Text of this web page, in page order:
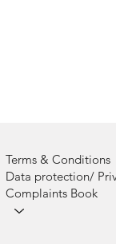
Camps
Terms & Conditions
Data protection/
Complaints Book